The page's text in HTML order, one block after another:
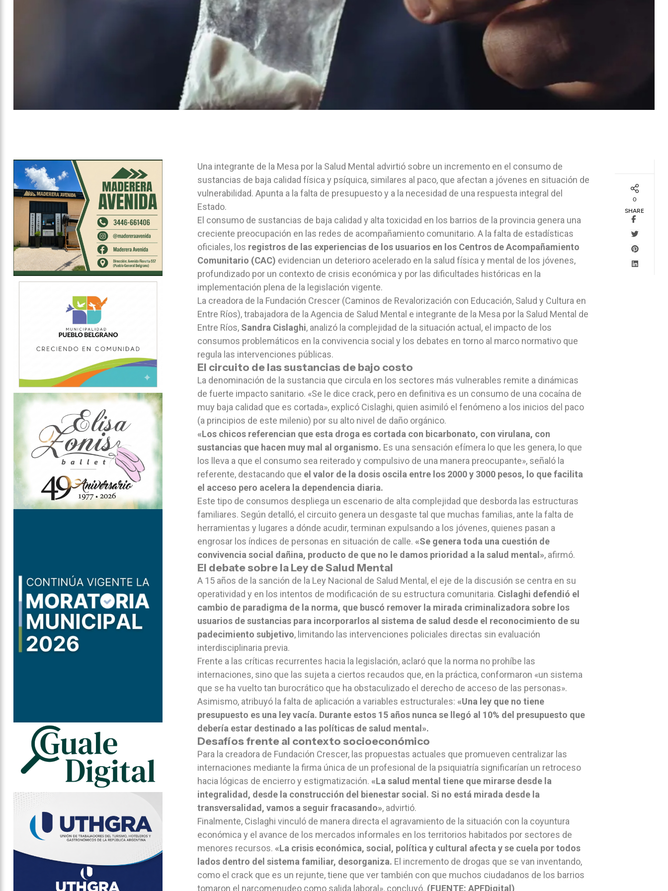
Una integrante de la Mesa por la Salud Mental advirtió sobre un incremento en el consumo de
sustancias de baja calidad física y psíquica, similares al paco, que afectan a jóvenes en situación de
vulnerabilidad. Apunta a la falta de presupuesto y a la necesidad de una respuesta integral del
Estado.
El consumo de sustancias de baja calidad y alta toxicidad en los barrios de la provincia genera una
creciente preocupación en las redes de acompañamiento comunitario. A la falta de estadísticas
oficiales, los registros de las experiencias de los usuarios en los Centros de Acompañamiento
Comunitario (CAC) evidencian un deterioro acelerado en la salud física y mental de los jóvenes,
profundizado por un contexto de crisis económica y por las dificultades históricas en la
implementación plena de la legislación vigente.
La creadora de la Fundación Crescer (Caminos de Revalorización con Educación, Salud y Cultura en
Entre Ríos), trabajadora de la Agencia de Salud Mental e integrante de la Mesa por la Salud Mental de
Entre Ríos, Sandra Cislaghi, analizó la complejidad de la situación actual, el impacto de los
consumos problemáticos en la convivencia social y los debates en torno al marco normativo que
regula las intervenciones públicas.
El circuito de las sustancias de bajo costo
La denominación de la sustancia que circula en los sectores más vulnerables remite a dinámicas
de fuerte impacto sanitario. «Se le dice crack, pero en definitiva es un consumo de una cocaína de
muy baja calidad que es cortada», explicó Cislaghi, quien asimiló el fenómeno a los inicios del paco
(a principios de este milenio) por su alto nivel de daño orgánico.
«Los chicos referencian que esta droga es cortada con bicarbonato, con virulana, con
sustancias que hacen muy mal al organismo. Es una sensación efímera lo que les genera, lo que
los lleva a que el consumo sea reiterado y compulsivo de una manera preocupante», señaló la
referente, destacando que el valor de la dosis oscila entre los 2000 y 3000 pesos, lo que facilita
el acceso pero acelera la dependencia diaria.
Este tipo de consumos despliega un escenario de alta complejidad que desborda las estructuras
familiares. Según detalló, el circuito genera un desgaste tal que muchas familias, ante la falta de
herramientas y lugares a dónde acudir, terminan expulsando a los jóvenes, quienes pasan a
engrosar los índices de personas en situación de calle. «Se genera toda una cuestión de
convivencia social dañina, producto de que no le damos prioridad a la salud mental», afirmó.
El debate sobre la Ley de Salud Mental
A 15 años de la sanción de la Ley Nacional de Salud Mental, el eje de la discusión se centra en su
operatividad y en los intentos de modificación de su estructura comunitaria. Cislaghi defendió el
cambio de paradigma de la norma, que buscó remover la mirada criminalizadora sobre los
usuarios de sustancias para incorporarlos al sistema de salud desde el reconocimiento de su
padecimiento subjetivo, limitando las intervenciones policiales directas sin evaluación
interdisciplinaria previa.
Frente a las críticas recurrentes hacia la legislación, aclaró que la norma no prohíbe las
internaciones, sino que las sujeta a ciertos recaudos que, en la práctica, conformaron «un sistema
que se ha vuelto tan burocrático que ha obstaculizado el derecho de acceso de las personas».
Asimismo, atribuyó la falta de aplicación a variables estructurales: «Una ley que no tiene
presupuesto es una ley vacía. Durante estos 15 años nunca se llegó al 10% del presupuesto que
debería estar destinado a las políticas de salud mental».
Desafíos frente al contexto socioeconómico
Para la creadora de Fundación Crescer, las propuestas actuales que promueven centralizar las
internaciones mediante la firma única de un profesional de la psiquiatría significarían un retroceso
hacia lógicas de encierro y estigmatización. «La salud mental tiene que mirarse desde la
integralidad, desde la construcción del bienestar social. Si no está mirada desde la
transversalidad, vamos a seguir fracasando», advirtió.
Finalmente, Cislaghi vinculó de manera directa el agravamiento de la situación con la coyuntura
económica y el avance de los mercados informales en los territorios habitados por sectores de
menores recursos. «La crisis económica, social, política y cultural afecta y se cuela por todos
lados dentro del sistema familiar, desorganiza. El incremento de drogas que se van inventando,
como el crack que es un rejunte, tiene que ver también con que muchos ciudadanos de los barrios
tomaron el narcomenudeo como salida laboral», concluyó. (FUENTE: APFDigital)
0
SHARE